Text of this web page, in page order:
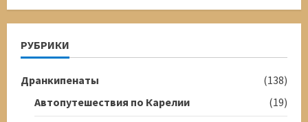
РУБРИКИ
Дранкипенаты
(138)
Автопутешествия по Карелии
(19)